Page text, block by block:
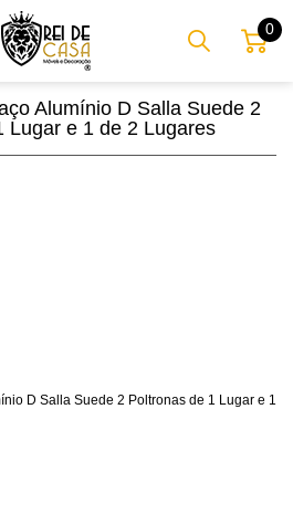
0
Alumínio D Salla Suede 2
Lugar e 1 de 2 Lugares